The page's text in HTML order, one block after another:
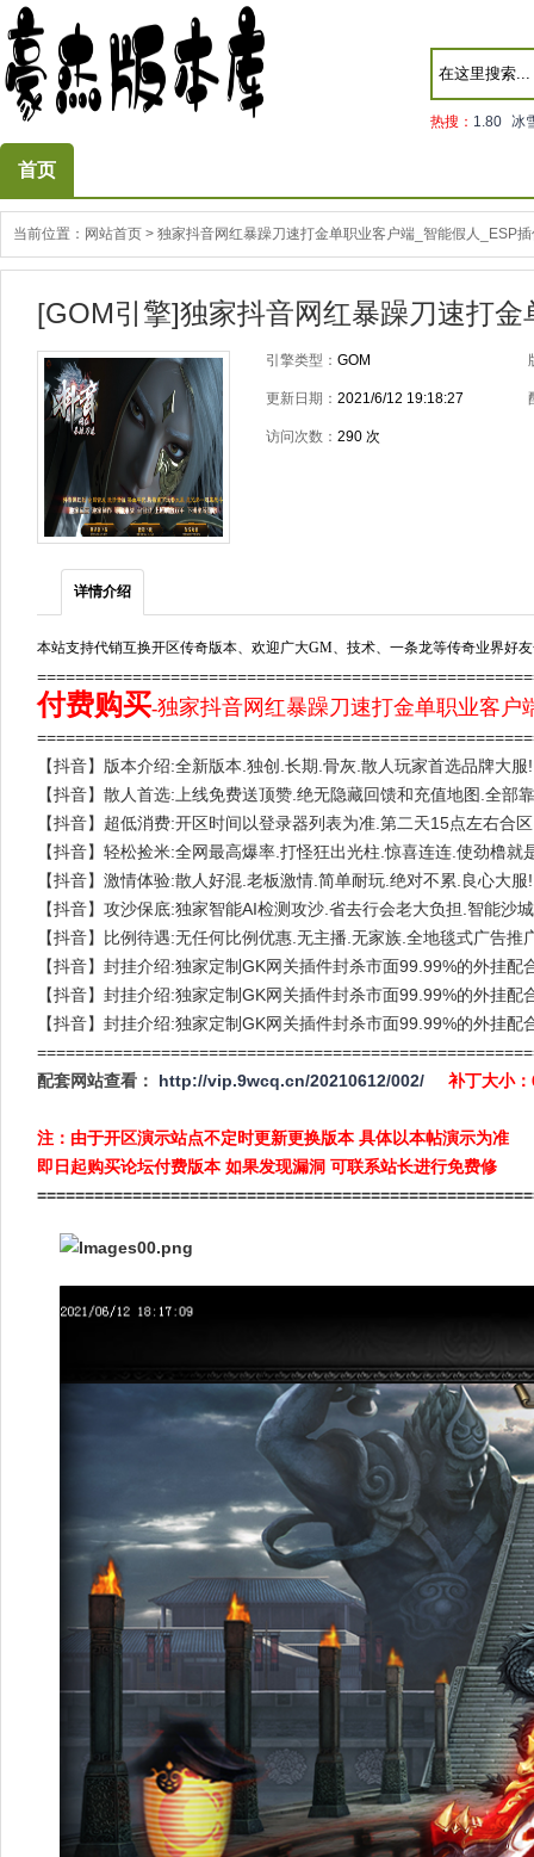
热搜： 1.80 冰
首页
当前位置： 网站首页 > 独家抖音网红暴躁刀速打金单职业客户端_智能假人_ESP
[GOM引擎]独家抖音网红暴躁刀速打
引擎类型： GOM
更新日期： 2021/6/12 19:18:27
访问次数： 290 次
详情介绍
本站支持代销互换开区传奇版本、欢迎广大GM、技术、一条龙等传奇业界好
付费购买-独家抖音网红暴躁刀速打金单职业客户
【抖音】版本介绍:全新版本.独创.长期.骨灰.散人玩家首选品牌大服!
【抖音】散人首选:上线免费送顶赞.绝无隐藏回馈和充值地图.全部
【抖音】超低消费:开区时间以登录器列表为准.第二天15点左右合
【抖音】轻松捡米:全网最高爆率.打怪狂出光柱.惊喜连连.使劲橹就
【抖音】激情体验:散人好混.老板激情.简单耐玩.绝对不累.良心大服!
【抖音】攻沙保底:独家智能AI检测攻沙.省去行会老大负担.智能沙
【抖音】比例待遇:无任何比例优惠.无主播.无家族.全地毯式广告推
【抖音】封挂介绍:独家定制GK网关插件封杀市面99.99%的外挂配
【抖音】封挂介绍:独家定制GK网关插件封杀市面99.99%的外挂配
【抖音】封挂介绍:独家定制GK网关插件封杀市面99.99%的外挂配
配套网站查看：
http://vip.9wcq.cn/20210612/002/ 补丁大小
注：由于开区演示站点不定时更新更换版本 具体以本帖演示为准
即日起购买论坛付费版本 如果发现漏洞 可联系站长进行免费修